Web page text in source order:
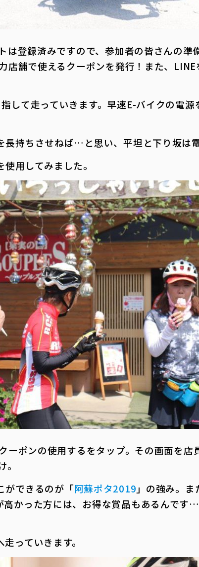
登録済みですので、参加者の皆さんの準
店舗で使えるクーポンを発行！また、
して走っていきます。早速E-バイクの電源
持ちさせねば…と思い、平坦と下り坂は電
用してみました。
ーポンの使用するをタップ。その画面を店
ができるのが「阿蘇ポタ2019 」の強み。
高かった方には、お得な賞品もあるんです
っていきます。